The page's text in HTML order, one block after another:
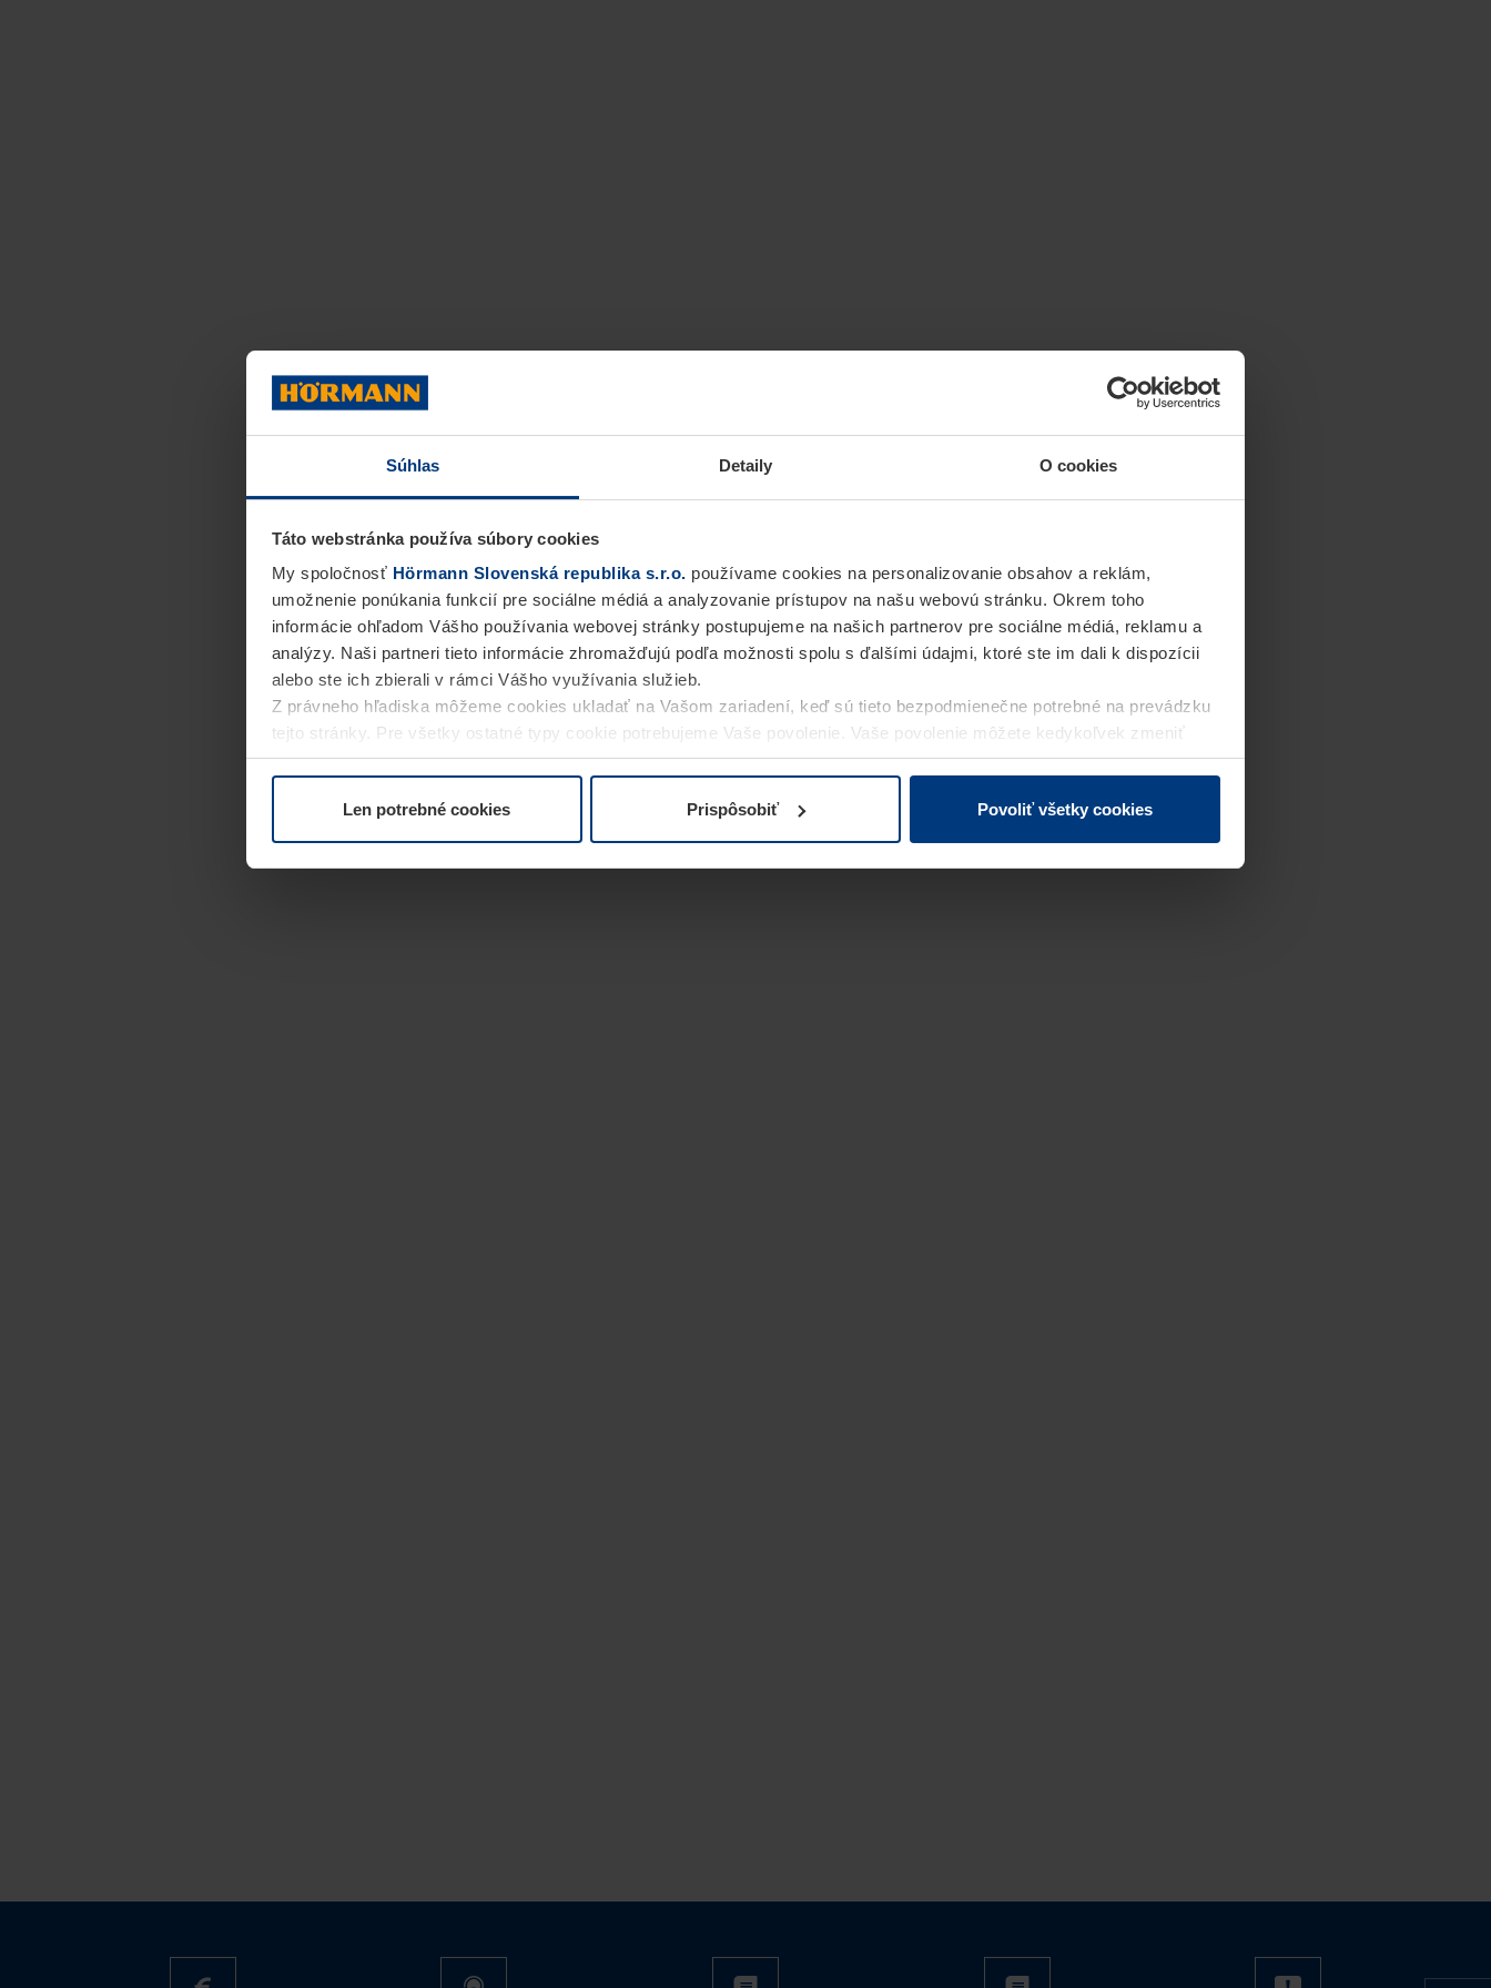
Súhlas Detaily O cookies
Táto webstránka používa súbory cookies
My spoločnosť Hörmann Slovenská republika s.r.o. používame cookies na personalizovanie obsahov a reklám,
umožnenie ponúkania funkcií pre sociálne médiá a analyzovanie prístupov na našu webovú stránku. Okrem toho
informácie ohľadom Vášho používania webovej stránky postupujeme na našich partnerov pre sociálne médiá, reklamu a
analýzy. Naši partneri tieto informácie zhromažďujú podľa možnosti spolu s ďalšími údajmi, ktoré ste im dali k dispozícii
alebo ste ich zbierali v rámci Vášho využívania služieb.
Z právneho hľadiska môžeme cookies ukladať na Vašom zariadení, keď sú tieto bezpodmienečne potrebné na prevádzku
tejto stránky. Pre všetky ostatné typy cookie potrebujeme Vaše povolenie. Vaše povolenie môžete kedykoľvek zmeniť
alebo odvolať vo vysvetlení cookie na stránkeVyhlásenie o ochrane osobných údajovnašej webovej stránky.
Len potrebné cookies Prispôsobiť Povoliť všetky cookies